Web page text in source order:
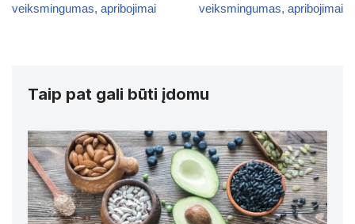
veiksmingumas, apribojimai
veiksmingumas, apribojimai
Taip pat gali būti įdomu